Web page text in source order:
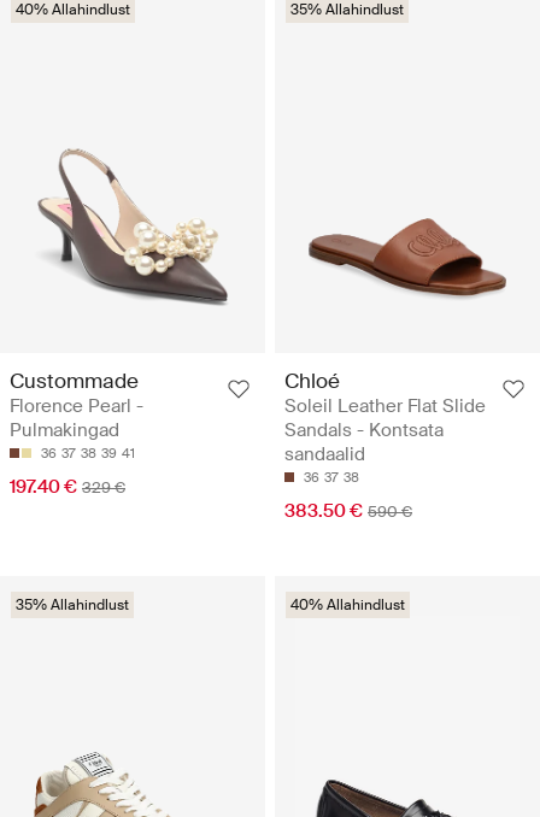
40% Allahindlust
Custommade
Florence Pearl -
Pulmakingad
36 37 38 39 41
197.40 € 329 €
35% Allahindlust
Chloé
Soleil Leather Flat Slide
Sandals - Kontsata
sandaalid
36 37 38
383.50 € 590 €
35% Allahindlust 40% Allahindlust